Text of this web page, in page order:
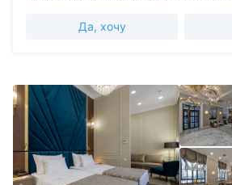
Да, хочу